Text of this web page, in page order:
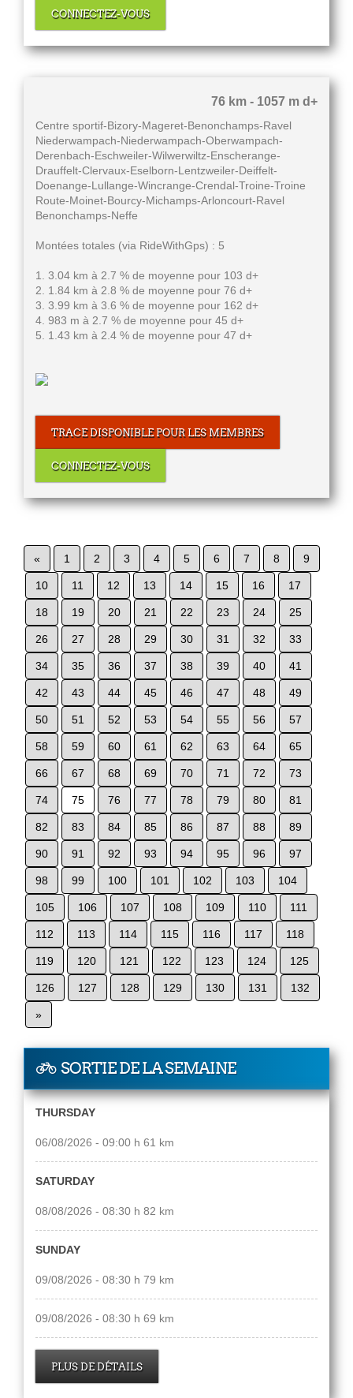
CONNECTEZ-VOUS
76 km - 1057 m d+
Centre sportif-Bizory-Mageret-Benonchamps-Ravel
Niederwampach-Niederwampach-Oberwampach-
Derenbach-Eschweiler-Wilwerwiltz-Enscherange-
Drauffelt-Clervaux-Eselborn-Lentzweiler-Deiffelt-
Doenange-Lullange-Wincrange-Crendal-Troine-Troine
Route-Moinet-Bourcy-Michamps-Arloncourt-Ravel
Benonchamps-Neffe
Montées totales (via RideWithGps) : 5
1. 3.04 km à 2.7 % de moyenne pour 103 d+
2. 1.84 km à 2.8 % de moyenne pour 76 d+
3. 3.99 km à 3.6 % de moyenne pour 162 d+
4. 983 m à 2.7 % de moyenne pour 45 d+
5. 1.43 km à 2.4 % de moyenne pour 47 d+
TRACE DISPONIBLE POUR LES MEMBRES
CONNECTEZ-VOUS
« 1 2 3 4 5 6 7 8 9
10 11 12 13 14 15 16 17
18 19 20 21 22 23 24 25
26 27 28 29 30 31 32 33
34 35 36 37 38 39 40 41
42 43 44 45 46 47 48 49
50 51 52 53 54 55 56 57
58 59 60 61 62 63 64 65
66 67 68 69 70 71 72 73
74 75 76 77 78 79 80 81
82 83 84 85 86 87 88 89
90 91 92 93 94 95 96 97
98 99 100 101 102 103 104
105 106 107 108 109 110 111
112 113 114 115 116 117 118
119 120 121 122 123 124 125
126 127 128 129 130 131 132
»
SORTIE DE LA SEMAINE
THURSDAY
06/08/2026 - 09:00 h 61 km
SATURDAY
08/08/2026 - 08:30 h 82 km
SUNDAY
09/08/2026 - 08:30 h 79 km
09/08/2026 - 08:30 h 69 km
PLUS DE DÉTAILS